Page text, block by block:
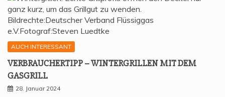
AUCH INTERESSANT
VER­BRAU­CHER­TIPP – WIN­TER­GRIL­LEN MIT DEM
GASGRILL
28. Januar 2024